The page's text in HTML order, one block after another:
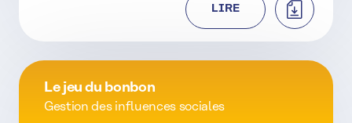
LIRE
Le jeu du bonbon
Gestion des influences sociales